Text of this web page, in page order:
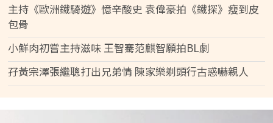
主持《歐洲鐵騎遊》憶辛酸史 袁偉豪拍《鐵探》瘦到皮
包骨
小鮮肉初嘗主持滋味 王智騫范麒智願拍BL劇
孖黃宗澤張繼聰打出兄弟情 陳家樂剃頭行古惑嚇親人